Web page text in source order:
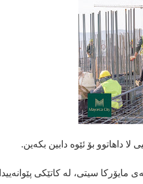
لا داهاتوو بۆ ئێوە دابین بکەین.
و پیشەییەکان بە چڕی کار دەکەن بۆ بنیادنانی 8 باڵەخانەی مایۆرکا